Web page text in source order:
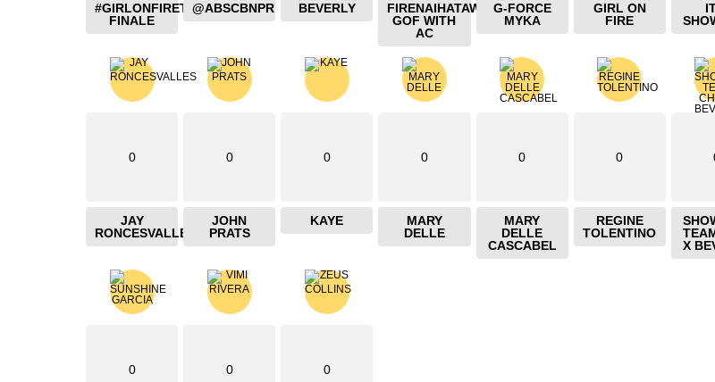
#GIRLONFIRETHEBLAZING
FINALE
@ABSCBNPR BEVERLY
FIRENAIHATAW
GOF WITH
AC
G-FORCE
MYKA
GIRL ON
FIRE
0
JAY
RONCESVALLES
0
JOHN
PRATS
0
KAYE
0
MARY
DELLE
0
MARY
DELLE
CASCABEL
0
REGINE
TOLENTINO
X
0 0 0